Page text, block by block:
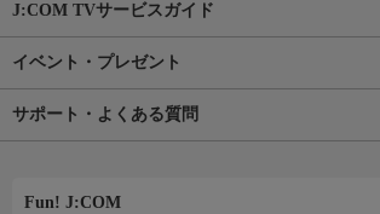
J:COM TVサービスガイド
イベント・プレゼント
サポート・よくある質問
Fun! J:COM